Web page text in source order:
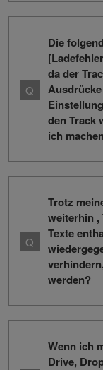
Die
da der
den Track
ich
Trotz
weiterhin ,
Texte
werden?
Wenn ich
Drive,